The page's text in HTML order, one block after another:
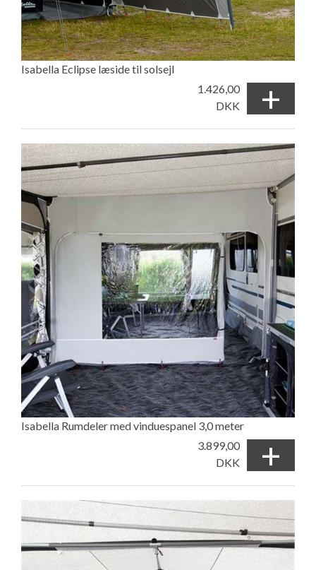
Isabella Eclipse læside til solsejl
1.426,00
DKK
+
Isabella Rumdeler med vinduespanel 3,0 meter
3.899,00
DKK
+